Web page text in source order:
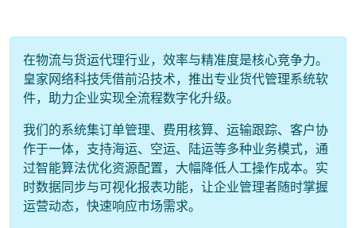
在物流与货运代理行业，效率与精准度是核心竞争力。
皇家网络科技凭借前沿技术，推出专业货代管理系统软
件，助力企业实现全流程数字化升级。
我们的系统集订单管理、费用核算、运输跟踪、客户协
作于一体，支持海运、空运、陆运等多种业务模式，通
过智能算法优化资源配置，大幅降低人工操作成本。实
时数据同步与可视化报表功能，让企业管理者随时掌握
运营动态，快速响应市场需求。